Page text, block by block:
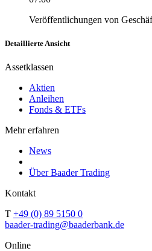
Veröffentlichungen von
Detaillierte Ansicht
Assetklassen
Aktien
Anleihen
Fonds & ETFs
Mehr erfahren
News
Über Baader Trading
Kontakt
T +49 (0) 89 5150 0
baader-trading@baaderbank.de
Online